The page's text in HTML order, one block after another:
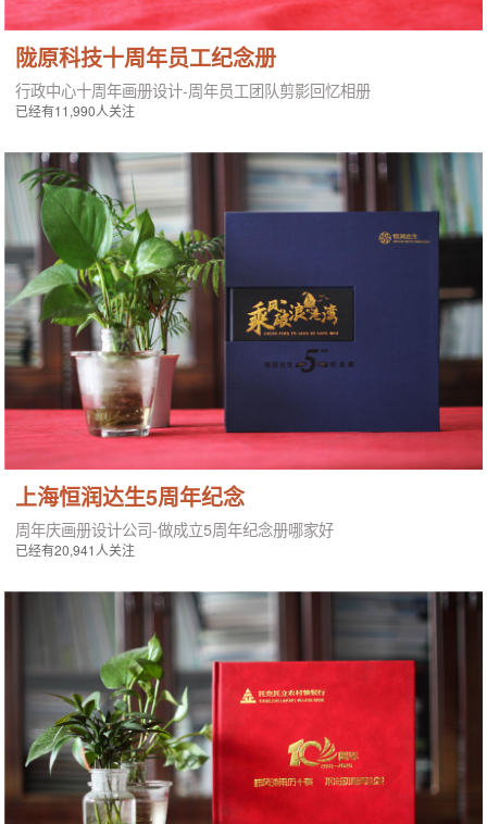
陇原科技十周年员工纪念册
行政中心十周年画册设计-周年员工团队剪影回忆相册
已经有11,990人关注
上海恒润达生5周年纪念
周年庆画册设计公司-做成立5周年纪念册哪家好
已经有20,941人关注